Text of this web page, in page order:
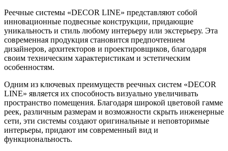
Реечные системы «DECOR LINE» представляют собой
инновационные подвесные конструкции, придающие
уникальность и стиль любому интерьеру или экстерьеру. Эта
современная продукция становится предпочтением
дизайнеров, архитекторов и проектировщиков, благодаря
своим техническим характеристикам и эстетическим
особенностям.
Одним из ключевых преимуществ реечных систем «DECOR
LINE» является их способность визуально увеличивать
пространство помещения. Благодаря широкой цветовой гамме
реек, различным размерам и возможности скрыть инженерные
сети, эти системы создают оригинальные и неповторимые
интерьеры, придают им современный вид и
функциональность.